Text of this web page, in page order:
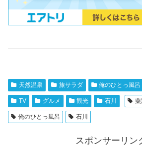
天然温泉 旅サラダ 俺のひとっ風呂
TV グルメ 観光 石川 粟
俺のひとっ風呂 石川
スポンサーリン